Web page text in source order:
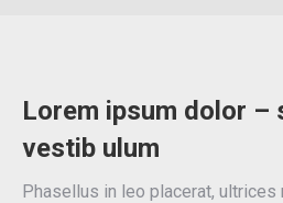
Lorem ipsum dolor –
vestib ulum
Phasellus in leo placerat,